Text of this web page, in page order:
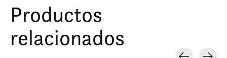
Productos
relacionados